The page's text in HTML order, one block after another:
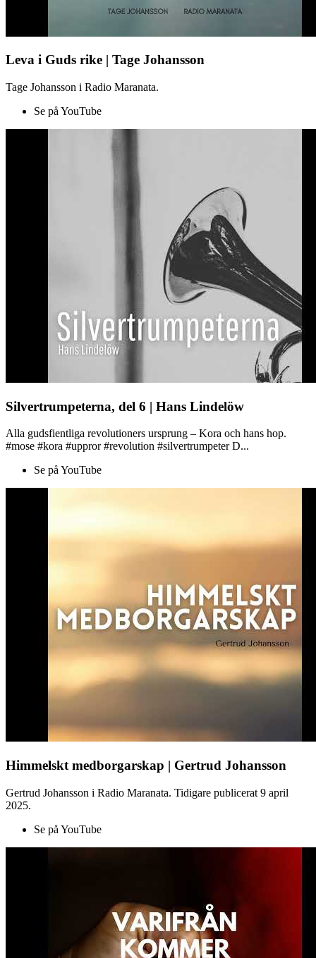
Leva i Guds rike | Tage Johansson
Tage Johansson i Radio Maranata.
Se på YouTube
Silvertrumpeterna, del 6 | Hans Lindelöw
Alla gudsfientliga revolutioners ursprung – Kora och hans hop.
#mose #kora #uppror #revolution #silvertrumpeter D...
Se på YouTube
Himmelskt medborgarskap | Gertrud Johansson
Gertrud Johansson i Radio Maranata. Tidigare publicerat 9 april
2025.
Se på YouTube